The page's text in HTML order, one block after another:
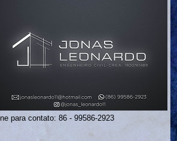
para contato: 86 - 99586-2923